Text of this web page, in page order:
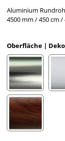
Aluminium
4500 mm / 450 cm /
Oberfläche |